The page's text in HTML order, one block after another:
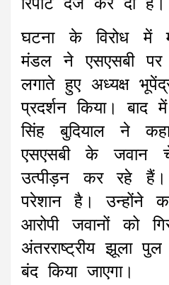
घटना के विरोध में
मंडल ने एसएसबी पर
लगाते हुए अध्यक्ष
प्रदर्शन किया।
सिंह बुदियाल ने
एसएसबी के जवान
उत्पीड़न कर रहे हैं।
परेशान है। उन्होंने
आरोपी जवानों को
अंतरराष्ट्रीय झूला
बंद किया जाएगा।